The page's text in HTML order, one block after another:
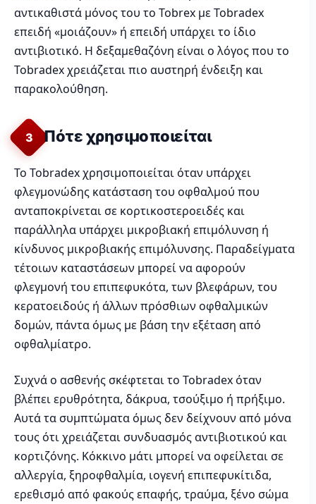
αντικαθιστά μόνος του το Tobrex με Tobradex
επειδή «μοιάζουν» ή επειδή υπάρχει το ίδιο
αντιβιοτικό. Η δεξαμεθαζόνη είναι ο λόγος που το
Tobradex χρειάζεται πιο αυστηρή ένδειξη και
παρακολούθηση.
3 Πότε χρησιμοποιείται
Το Tobradex χρησιμοποιείται όταν υπάρχει
φλεγμονώδης κατάσταση του οφθαλμού που
ανταποκρίνεται σε κορτικοστεροειδές και
παράλληλα υπάρχει μικροβιακή επιμόλυνση ή
κίνδυνος μικροβιακής επιμόλυνσης. Παραδείγματα
τέτοιων καταστάσεων μπορεί να αφορούν
φλεγμονή του επιπεφυκότα, των βλεφάρων, του
κερατοειδούς ή άλλων πρόσθιων οφθαλμικών
δομών, πάντα όμως με βάση την εξέταση από
οφθαλμίατρο.
Συχνά ο ασθενής σκέφτεται το Tobradex όταν
βλέπει ερυθρότητα, δάκρυα, τσούξιμο ή πρήξιμο.
Αυτά τα συμπτώματα όμως δεν δείχνουν από μόνα
τους ότι χρειάζεται συνδυασμός αντιβιοτικού και
κορτιζόνης. Κόκκινο μάτι μπορεί να οφείλεται σε
αλλεργία, ξηροφθαλμία, ιογενή επιπεφυκίτιδα,
ερεθισμό από φακούς επαφής, τραύμα, ξένο σώμα